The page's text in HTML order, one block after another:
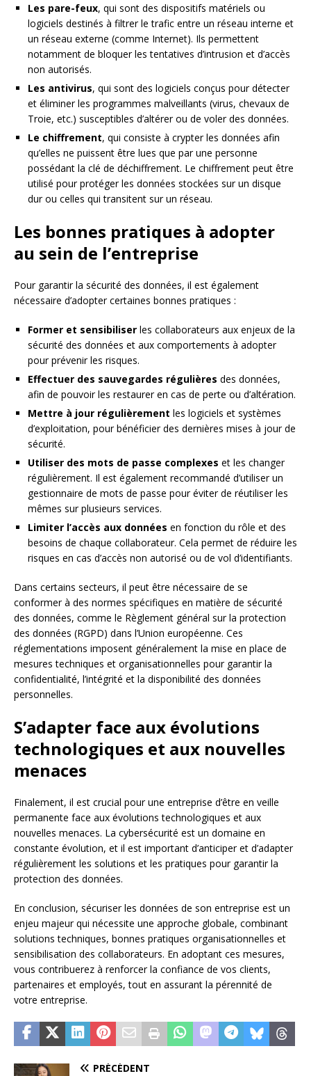
Les pare-feux, qui sont des dispositifs matériels ou
logiciels destinés à filtrer le trafic entre un réseau interne et
un réseau externe (comme Internet). Ils permettent
notamment de bloquer les tentatives d’intrusion et d’accès
non autorisés.
Les antivirus, qui sont des logiciels conçus pour détecter
et éliminer les programmes malveillants (virus, chevaux de
Troie, etc.) susceptibles d’altérer ou de voler des données.
Le chiffrement, qui consiste à crypter les données afin
qu’elles ne puissent être lues que par une personne
possédant la clé de déchiffrement. Le chiffrement peut être
utilisé pour protéger les données stockées sur un disque
dur ou celles qui transitent sur un réseau.
Les bonnes pratiques à adopter
au sein de l’entreprise
Pour garantir la sécurité des données, il est également
nécessaire d’adopter certaines bonnes pratiques :
Former et sensibiliser les collaborateurs aux enjeux de la
sécurité des données et aux comportements à adopter
pour prévenir les risques.
Effectuer des sauvegardes régulières des données,
afin de pouvoir les restaurer en cas de perte ou d’altération.
Mettre à jour régulièrement les logiciels et systèmes
d’exploitation, pour bénéficier des dernières mises à jour de
sécurité.
Utiliser des mots de passe complexes et les changer
régulièrement. Il est également recommandé d’utiliser un
gestionnaire de mots de passe pour éviter de réutiliser les
mêmes sur plusieurs services.
Limiter l’accès aux données en fonction du rôle et des
besoins de chaque collaborateur. Cela permet de réduire les
risques en cas d’accès non autorisé ou de vol d’identifiants.
Dans certains secteurs, il peut être nécessaire de se
conformer à des normes spécifiques en matière de sécurité
des données, comme le Règlement général sur la protection
des données (RGPD) dans l’Union européenne. Ces
réglementations imposent généralement la mise en place de
mesures techniques et organisationnelles pour garantir la
confidentialité, l’intégrité et la disponibilité des données
personnelles.
S’adapter face aux évolutions
technologiques et aux nouvelles
menaces
Finalement, il est crucial pour une entreprise d’être en veille
permanente face aux évolutions technologiques et aux
nouvelles menaces. La cybersécurité est un domaine en
constante évolution, et il est important d’anticiper et d’adapter
régulièrement les solutions et les pratiques pour garantir la
protection des données.
En conclusion, sécuriser les données de son entreprise est un
enjeu majeur qui nécessite une approche globale, combinant
solutions techniques, bonnes pratiques organisationnelles et
sensibilisation des collaborateurs. En adoptant ces mesures,
vous contribuerez à renforcer la confiance de vos clients,
partenaires et employés, tout en assurant la pérennité de
votre entreprise.
PRÉCÉDENT